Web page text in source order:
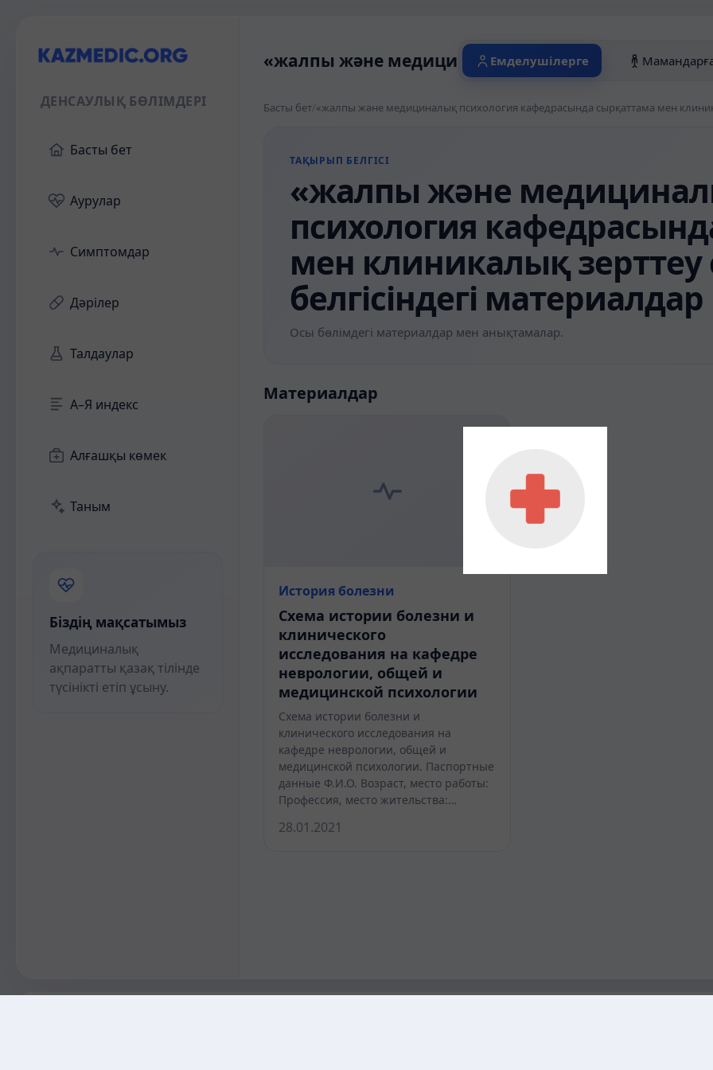
ДЕНСАУЛЫҚ БӨЛІМДЕРІ
Басты бет
Аурулар
Симптомдар
Дәрілер
Талдаулар
А–Я индекс
Алғашқы көмек
Таным
Біздің мақсатымыз
Медициналық
ақпаратты қазақ тілінде
түсінікті етіп ұсыну.
«жалпы және медициналық психология
Емделушілерге
Басты бет/
ТАҚЫРЫП БЕЛГІСІ
«жалпы және
психология
мен клиникалық зерттеу
белгісіндегі материалдар
Осы бөлімдегі материалдар мен анықтамалар.
Материалдар
История болезни
Схема истории болезни и
клинического
исследования на кафедре
неврологии, общей и
медицинской психологии
Схема истории болезни и
клинического исследования на
кафедре неврологии, общей и
медицинской психологии. Паспортные
данные Ф.И.О. Возраст, место работы:
Профессия, место жительства:…
28.01.2021